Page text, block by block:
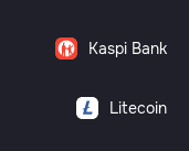
Kaspi Bank
Litecoin